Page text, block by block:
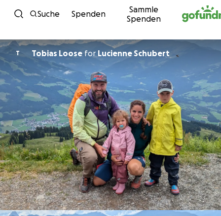
Zum Inhalt
Suche Spenden
Sammle
Spenden
T Tobias Loose for Lucienne Schubert